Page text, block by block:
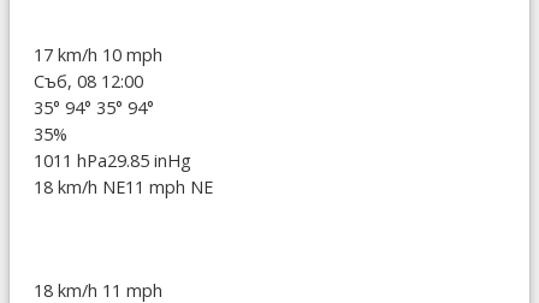
17 km/h 10 mph
Съб, 08 12:00
35° 94° 35° 94°
35%
1011 hPa29.85 inHg
18 km/h NE11 mph NE
18 km/h 11 mph